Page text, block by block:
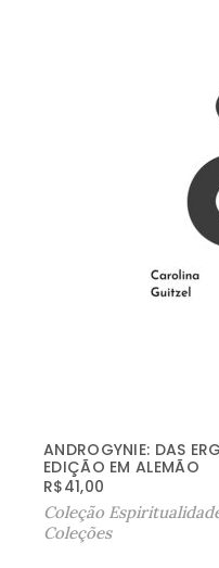
ANDROGYNIE: DAS
EDIÇÃO EM ALEMÃO
R$41,00
Coleção
Coleções